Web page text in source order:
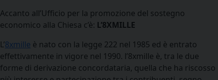
Accanto all’Ufficio per la promozione del sostegno
economico alla Chiesa c’è: L’8XMILLE
L’8xmille è nato con la legge 222 nel 1985 ed è entrato
effettivamente in vigore nel 1990. l’8xmille è, tra le due
forme di derivazione concordataria, quella che ha riscosso